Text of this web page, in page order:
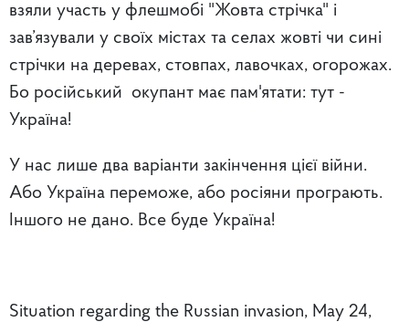
взяли участь у флешмобі "Жовта стрічка" і
зав’язували у своїх містах та селах жовті чи сині
стрічки на деревах, стовпах, лавочках, огорожах.
Бо російський окупант має пам'ятати: тут -
Україна!
У нас лише два варіанти закінчення цієї війни.
Або Україна переможе, або росіяни програють.
Іншого не дано. Все буде Україна!
Situation regarding the Russian invasion, May 24,